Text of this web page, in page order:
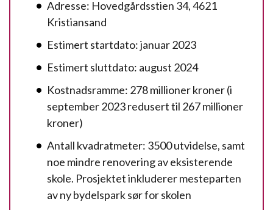
Adresse: Hovedgårdsstien 34, 4621
Kristiansand
Estimert startdato: januar 2023
Estimert sluttdato: august 2024
Kostnadsramme: 278 millioner kroner (i
september 2023 redusert til 267 millioner
kroner)
Antall kvadratmeter: 3500 utvidelse, samt
noe mindre renovering av eksisterende
skole. Prosjektet inkluderer mesteparten
av ny bydelspark sør for skolen